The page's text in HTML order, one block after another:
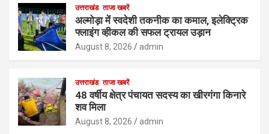
उत्तराखंड ताजा खबरें
अल्मोड़ा में स्वदेशी तकनीक का कमाल, इलेक्ट्रिक
फ्लाइंग व्हीकल की सफल ट्रायल उड़ान
August 8, 2026 admin
उत्तराखंड ताजा खबरें
48 वर्षीय क्षेत्र पंचायत सदस्य का खीरगंगा किनारे
शव मिला
August 8, 2026 admin